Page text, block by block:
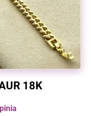
18K